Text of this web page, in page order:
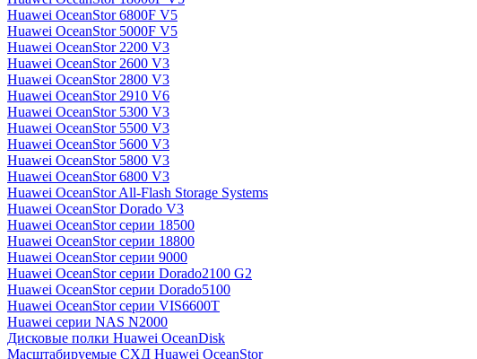
Huawei OceanStor 6800F V5
Huawei OceanStor 5000F V5
Huawei OceanStor 2200 V3
Huawei OceanStor 2600 V3
Huawei OceanStor 2800 V3
Huawei OceanStor 2910 V6
Huawei OceanStor 5300 V3
Huawei OceanStor 5500 V3
Huawei OceanStor 5600 V3
Huawei OceanStor 5800 V3
Huawei OceanStor 6800 V3
Huawei OceanStor All-Flash Storage Systems
Huawei OceanStor Dorado V3
Huawei OceanStor серии 18500
Huawei OceanStor серии 18800
Huawei OceanStor серии 9000
Huawei OceanStor серии Dorado2100 G2
Huawei OceanStor серии Dorado5100
Huawei OceanStor серии VIS6600T
Huawei серии NAS N2000
Дисковые полки Huawei OceanDisk
Масштабируемые СХД Huawei OceanStor